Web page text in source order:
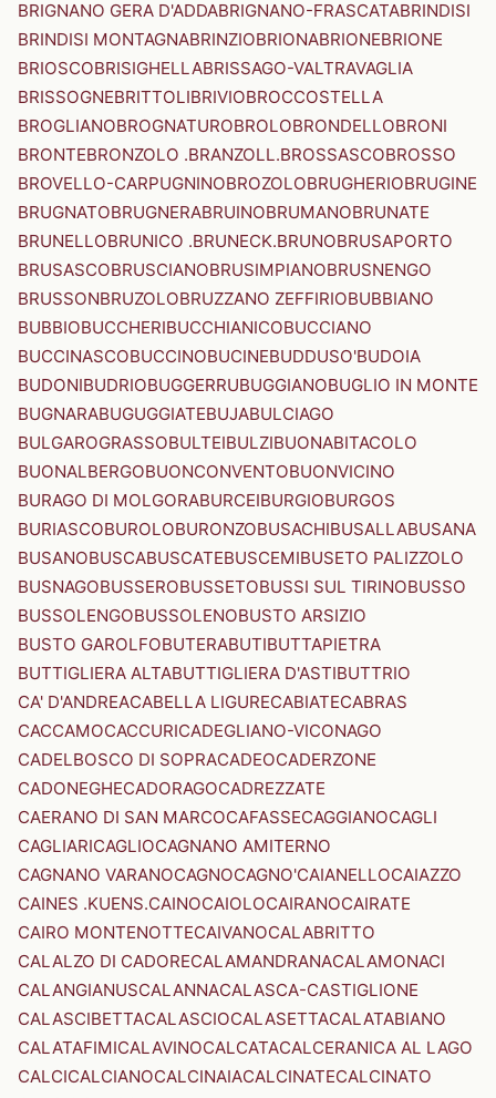
BRIGNANO GERA D'ADDABRIGNANO-FRASCATABRINDISI
BRINDISI MONTAGNABRINZIOBRIONABRIONEBRIONE
BRIOSCOBRISIGHELLABRISSAGO-VALTRAVAGLIA
BRISSOGNEBRITTOLIBRIVIOBROCCOSTELLA
BROGLIANOBROGNATUROBROLOBRONDELLOBRONI
BRONTEBRONZOLO .BRANZOLL.BROSSASCOBROSSO
BROVELLO-CARPUGNINOBROZOLOBRUGHERIOBRUGINE
BRUGNATOBRUGNERABRUINOBRUMANOBRUNATE
BRUNELLOBRUNICO .BRUNECK.BRUNOBRUSAPORTO
BRUSASCOBRUSCIANOBRUSIMPIANOBRUSNENGO
BRUSSONBRUZOLOBRUZZANO ZEFFIRIOBUBBIANO
BUBBIOBUCCHERIBUCCHIANICOBUCCIANO
BUCCINASCOBUCCINOBUCINEBUDDUSO'BUDOIA
BUDONIBUDRIOBUGGERRUBUGGIANOBUGLIO IN MONTE
BUGNARABUGUGGIATEBUJABULCIAGO
BULGAROGRASSOBULTEIBULZIBUONABITACOLO
BUONALBERGOBUONCONVENTOBUONVICINO
BURAGO DI MOLGORABURCEIBURGIOBURGOS
BURIASCOBUROLOBURONZOBUSACHIBUSALLABUSANA
BUSANOBUSCABUSCATEBUSCEMIBUSETO PALIZZOLO
BUSNAGOBUSSEROBUSSETOBUSSI SUL TIRINOBUSSO
BUSSOLENGOBUSSOLENOBUSTO ARSIZIO
BUSTO GAROLFOBUTERABUTIBUTTAPIETRA
BUTTIGLIERA ALTABUTTIGLIERA D'ASTIBUTTRIO
CA' D'ANDREACABELLA LIGURECABIATECABRAS
CACCAMOCACCURICADEGLIANO-VICONAGO
CADELBOSCO DI SOPRACADEOCADERZONE
CADONEGHECADORAGOCADREZZATE
CAERANO DI SAN MARCOCAFASSECAGGIANOCAGLI
CAGLIARICAGLIOCAGNANO AMITERNO
CAGNANO VARANOCAGNOCAGNO'CAIANELLOCAIAZZO
CAINES .KUENS.CAINOCAIOLOCAIRANOCAIRATE
CAIRO MONTENOTTECAIVANOCALABRITTO
CALALZO DI CADORECALAMANDRANACALAMONACI
CALANGIANUSCALANNACALASCA-CASTIGLIONE
CALASCIBETTACALASCIOCALASETTACALATABIANO
CALATAFIMICALAVINOCALCATACALCERANICA AL LAGO
CALCICALCIANOCALCINAIACALCINATECALCINATO